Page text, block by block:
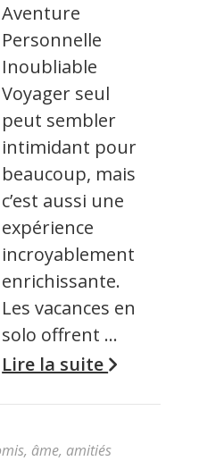
Aventure
Personnelle
Inoubliable
Voyager seul
peut sembler
intimidant pour
beaucoup, mais
c’est aussi une
expérience
incroyablement
enrichissante.
Les vacances en
solo offrent …
Lire la suite
, âme, amitiés